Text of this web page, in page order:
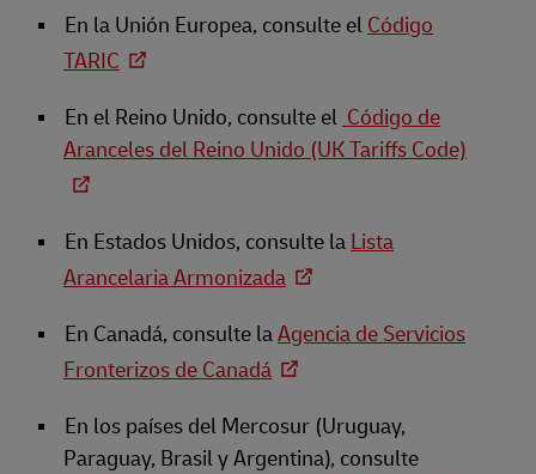
En la Unión Europea, consulte el Código
TARIC
En el Reino Unido, consulte el Código de
Aranceles del Reino Unido (UK Tariffs Code)
En Estados Unidos, consulte la Lista
Arancelaria Armonizada
En Canadá, consulte laAgencia de Servicios
Fronterizos de Canadá
En los países del Mercosur (Uruguay,
Paraguay, Brasil y Argentina), consulte